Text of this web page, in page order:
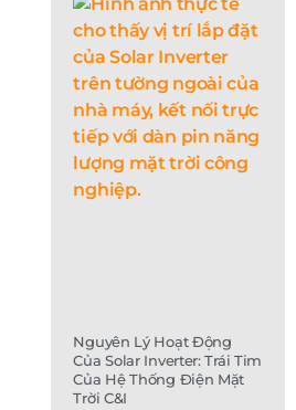
Nguyên Lý Hoạt Động
Của Solar Inverter: Trái Tim
Của Hệ Thống Điện Mặt
Trời C&I